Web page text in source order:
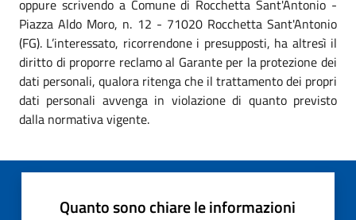
oppure scrivendo a Comune di Rocchetta Sant'Antonio -
Piazza Aldo Moro, n. 12 - 71020 Rocchetta Sant'Antonio
(FG). L’interessato, ricorrendone i presupposti, ha altresì il
diritto di proporre reclamo al Garante per la protezione dei
dati personali, qualora ritenga che il trattamento dei propri
dati personali avvenga in violazione di quanto previsto
dalla normativa vigente.
Quanto sono chiare le informazioni